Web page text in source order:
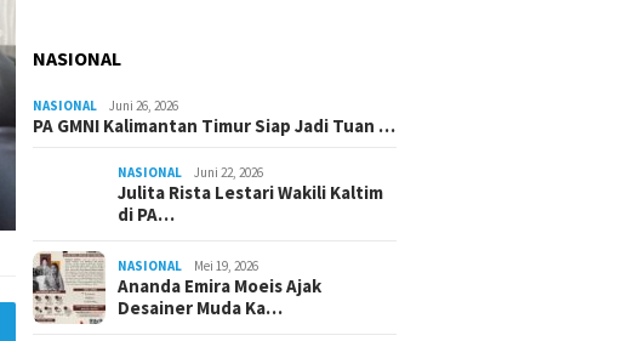
NASIONAL
NASIONAL Juni 26, 2026
PA GMNI Kalimantan Timur Siap Jadi Tuan …
NASIONAL Juni 22, 2026
Julita Rista Lestari Wakili Kaltim
di PA…
NASIONAL Mei 19, 2026
Ananda Emira Moeis Ajak
Desainer Muda Ka…